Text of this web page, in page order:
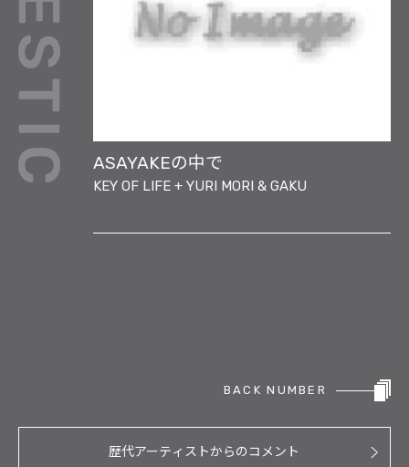
ASAYAKEの中で
KEY OF LIFE + YURI MORI & GAKU
BACK NUMBER
歴代アーティストからのコメント